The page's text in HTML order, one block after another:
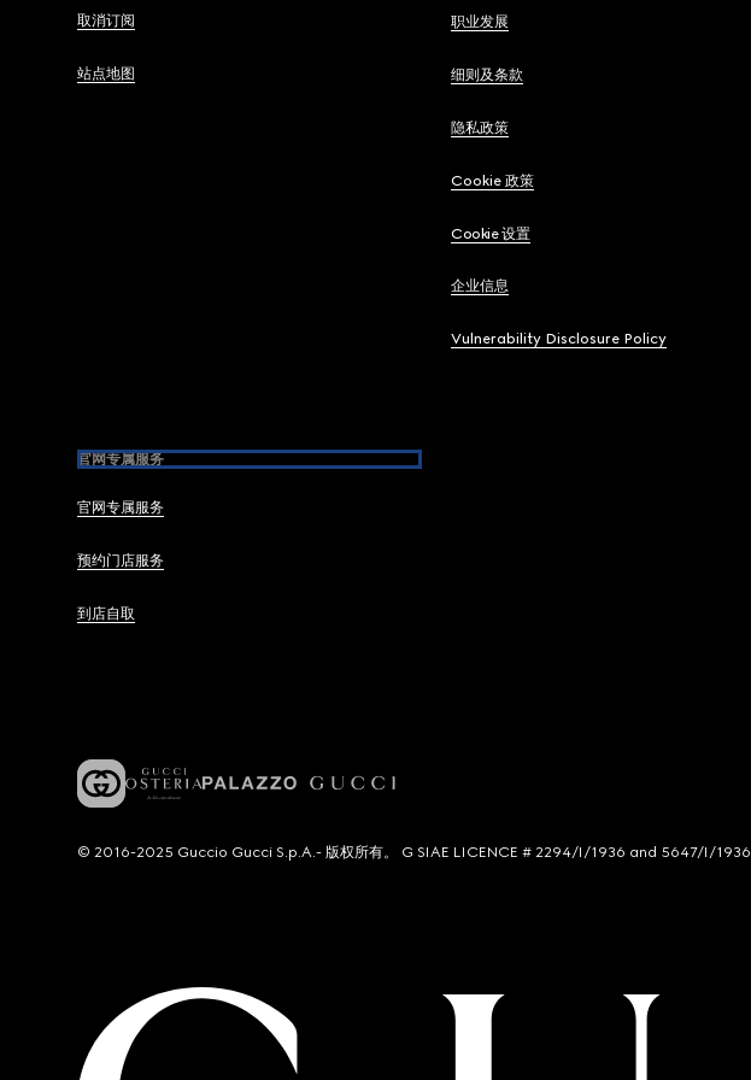
取消订阅
站点地图
职业发展
细则及条款
隐私政策
Cookie 政策
Cookie 设置
企业信息
Vulnerability Disclosure Policy
官网专属服务
官网专属服务
预约门店服务
到店自取
© 2016-2025 Guccio Gucci S.p.A.- 版权所有。 G SIAE LICENCE # 2294/I/1936 and 5647/I/1936